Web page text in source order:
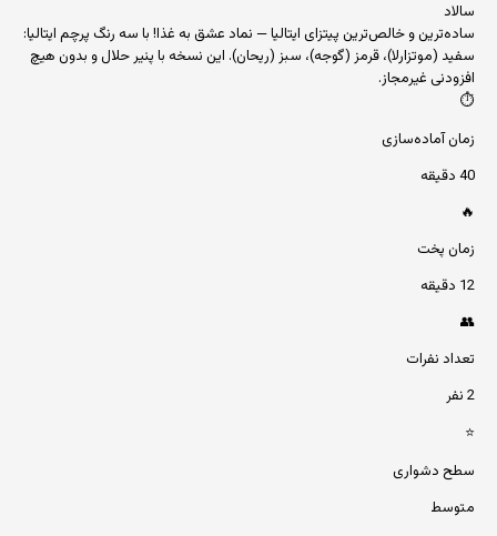
سالاد
ساده‌ترین و خالص‌ترین پیتزای ایتالیا — نماد عشق به غذا! با سه رنگ پرچم ایتالیا:
سفید (موتزارلا)، قرمز (گوجه)، سبز (ریحان). این نسخه با پنیر حلال و بدون هیچ
افزودنی غیرمجاز.
⏱️
زمان آماده‌سازی
40 دقیقه
🔥
زمان پخت
12 دقیقه
👥
تعداد نفرات
2 نفر
⭐
سطح دشواری
متوسط